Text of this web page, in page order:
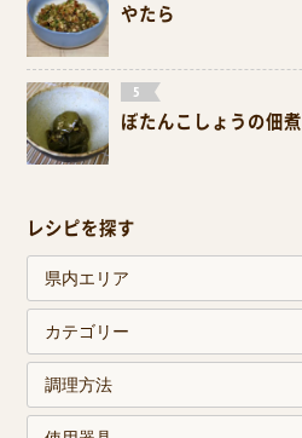
やたら
ぼたんこしょうの佃煮
レシピを探す